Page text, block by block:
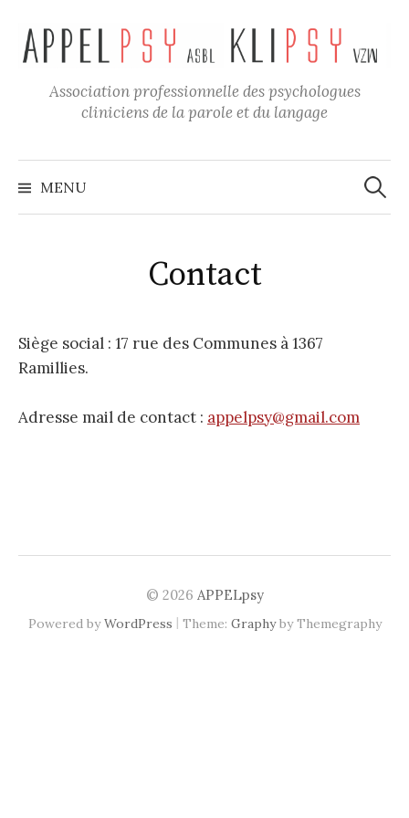
to
content
Association professionnelle des psychologues
cliniciens de la parole et du langage
MENU
Contact
Siège social : 17 rue des Communes à 1367
Ramillies.
Adresse mail de contact : appelpsy@gmail.com
© 2026 APPELpsy
Powered byWordPress | Theme: Graphyby Themegraphy